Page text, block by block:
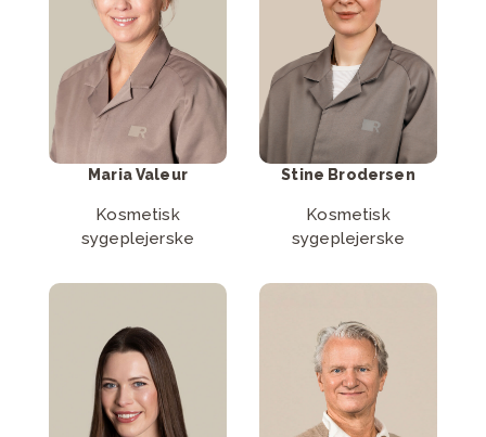
Maria Valeur
Læs mere
Maria Valeur
Kosmetisk
sygeplejerske
Stine Brodersen
Læs mere
Stine Brodersen
Kosmetisk
sygeplejerske
Læs mere om
Astrid Adelheid
Læs mere om
Poul Harboe